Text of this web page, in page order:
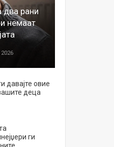
два рани
немаат
давајте овие
деца
ги